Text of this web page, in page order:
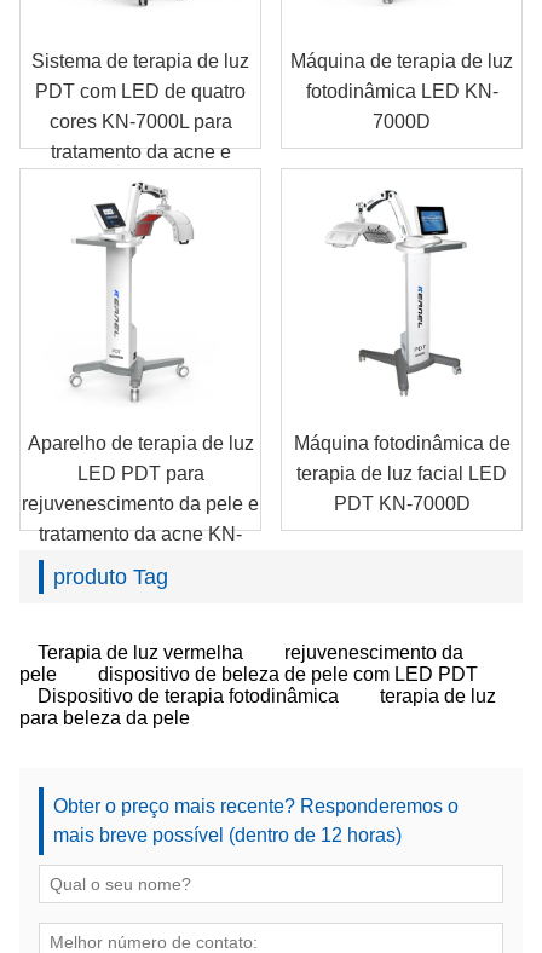
Sistema de terapia de luz
PDT com LED de quatro
cores KN-7000L para
tratamento da acne e
recuperação da pele.
Máquina de terapia de luz
fotodinâmica LED KN-
7000D
Aparelho de terapia de luz
LED PDT para
rejuvenescimento da pele e
tratamento da acne KN-
Máquina fotodinâmica de
terapia de luz facial LED
PDT KN-7000D
produto Tag
Terapia de luz vermelha
rejuvenescimento da
pele
dispositivo de beleza de pele com LED PDT
Dispositivo de terapia fotodinâmica
terapia de luz
para beleza da pele
Obter o preço mais recente? Responderemos o
mais breve possível (dentro de 12 horas)